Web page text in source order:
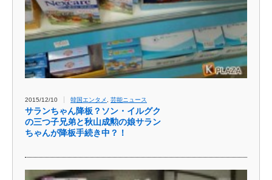
2015/12/10 韓国エンタメ 芸能ニュース
サランちゃん降板？ソン・イルグク
の三つ子兄弟と秋山成勲の娘サラン
ちゃんが降板手続き中？！